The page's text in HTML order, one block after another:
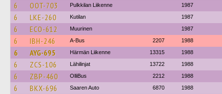
6 OOT-703 Pulkkilan Liikenne 1987
6 LKE-260 Kutilan 1987
6 ECO-612 Muurinen 1987
6 IBH-246 A-Bus 2207 1988
6 AYG-695 Härmän Liikenne 13315 1988
6 ZCS-106 Lähilinjat 13722 1988
6 ZBP-460 OlliBus 2212 1988
6 BKX-696 Saaren Auto 6870 1988